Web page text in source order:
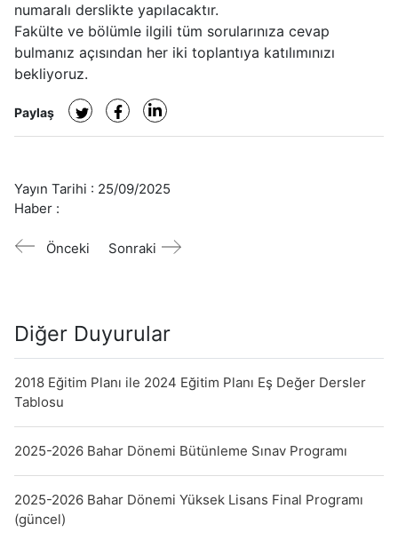
numaralı derslikte yapılacaktır.
Fakülte ve bölümle ilgili tüm sorularınıza cevap
bulmanız açısından her iki toplantıya katılımınızı
bekliyoruz.
Paylaş
Yayın Tarihi : 25/09/2025
Haber :
Önceki Sonraki
Diğer Duyurular
2018 Eğitim Planı ile 2024 Eğitim Planı Eş Değer Dersler
Tablosu
2025-2026 Bahar Dönemi Bütünleme Sınav Programı
2025-2026 Bahar Dönemi Yüksek Lisans Final Programı
(güncel)